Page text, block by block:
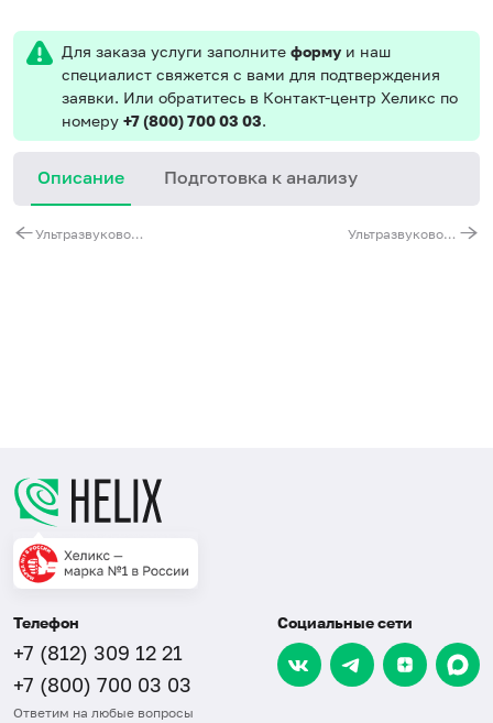
Для заказа услуги заполните форму и наш
специалист свяжется с вами для подтверждения
заявки. Или обратитесь в Контакт-центр Хеликс по
номеру +7 (800) 700 03 03.
Описание Подготовка к анализу
Ультразвуковое исследование органов мошонки Ультразвуковое исследование матки и придатков (трансабдоминально/интравагинально) при беременности до 11 недель
Телефон
+7 (812) 309 12 21
+7 (800) 700 03 03
Ответим на любые вопросы
Социальные сети